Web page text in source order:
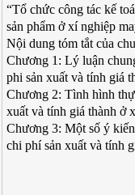
“Tổ chức công tác kế
sản phẩm ở xí nghiệp
Nội dung tóm tắt của
Chương 1: Lý luận
phi sản xuất và tính giá
Chương 2: Tình hình
xuất và tính giá thành ở
Chương 3: Một số ý
chi phí sản xuất và tính